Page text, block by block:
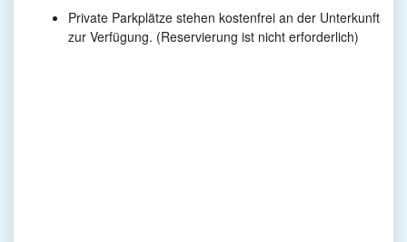
Private Parkplätze stehen kostenfrei an der Unterkunft
zur Verfügung. (Reservierung ist nicht erforderlich)